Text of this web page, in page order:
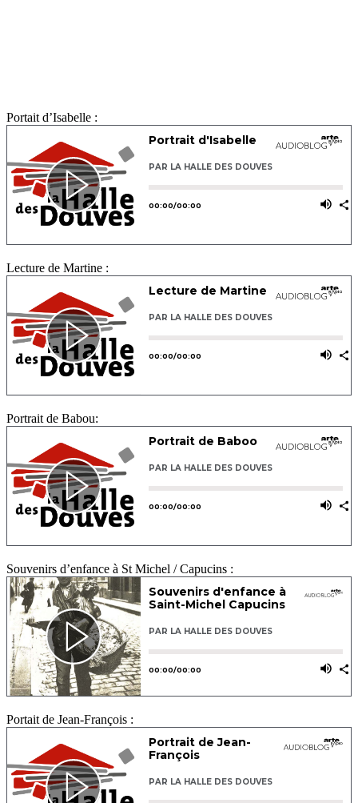
Portait d’Isabelle :
Lecture de Martine :
Portrait de Babou:
Souvenirs d’enfance à St Michel / Capucins :
Portait de Jean-François :